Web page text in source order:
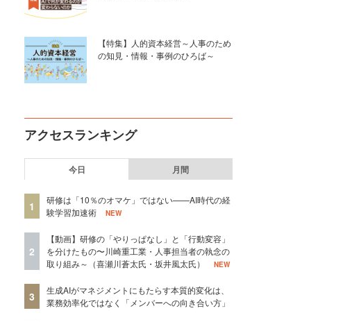
【特集】人的資本経営～人事のため
の知見・情報・事例のひろば～
アクセスランキング
今日 月間
1
研修は「10％のオマケ」ではない——AI時代の経
験学習加速術
NEW
2
【動画】研修の「やりっぱなし」と「行動変容」
を分けたもの〜川崎重工業・人事担当者の執念の
取り組み～（喜瀬川蒼太氏・坂井風太氏）
NEW
3
生成AIがマネジメントにもたらす本質的変化は、
業務効率化ではなく「メンバーへの向き合い方」